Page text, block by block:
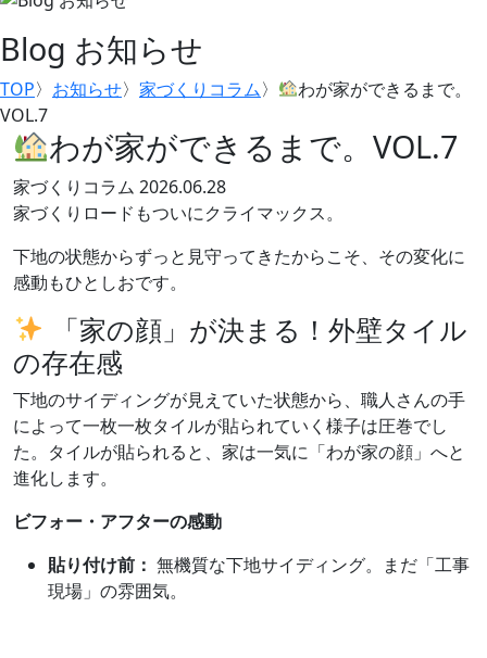
Blog お知らせ
TOP〉 お知らせ〉 家づくりコラム〉
わが家ができるまで。
VOL.7
わが家ができるまで。VOL.7
家づくりコラム 2026.06.28
家づくりロードもついにクライマックス。
下地の状態からずっと見守ってきたからこそ、その変化に
感動もひとしおです。
「家の顔」が決まる！外壁タイル
の存在感
下地のサイディングが見えていた状態から、職人さんの手
によって一枚一枚タイルが貼られていく様子は圧巻でし
た。タイルが貼られると、家は一気に「わが家の顔」へと
進化します。
ビフォー・アフターの感動
貼り付け前： 無機質な下地サイディング。まだ「工事
現場」の雰囲気。